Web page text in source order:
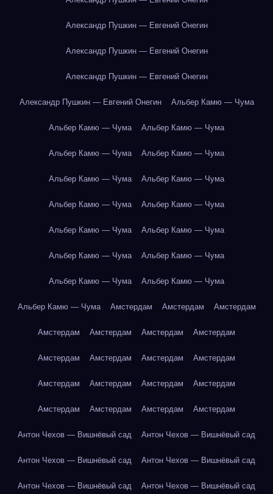
Александр Пушкин — Евгений Онегин
Александр Пушкин — Евгений Онегин
Александр Пушкин — Евгений Онегин
Александр Пушкин — Евгений Онегин Альбер Камю — Чума
Альбер Камю — Чума Альбер Камю — Чума
Альбер Камю — Чума Альбер Камю — Чума
Альбер Камю — Чума Альбер Камю — Чума
Альбер Камю — Чума Альбер Камю — Чума
Альбер Камю — Чума Альбер Камю — Чума
Альбер Камю — Чума Альбер Камю — Чума
Альбер Камю — Чума Альбер Камю — Чума
Альбер Камю — Чума Амстердам Амстердам Амстердам
Амстердам Амстердам Амстердам Амстердам
Амстердам Амстердам Амстердам Амстердам
Амстердам Амстердам Амстердам Амстердам
Амстердам Амстердам Амстердам Амстердам
Антон Чехов — Вишнёвый сад Антон Чехов — Вишнёвый сад
Антон Чехов — Вишнёвый сад Антон Чехов — Вишнёвый сад
Антон Чехов — Вишнёвый сад Антон Чехов — Вишнёвый сад